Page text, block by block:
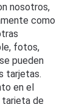
nosotros,
como
fotos,
pueden
tarjetas.
en el
de